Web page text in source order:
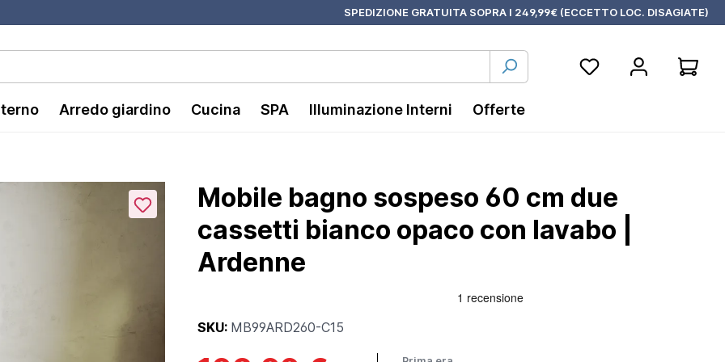
SPEDIZIONE GRATUITA SOPRA I 249,99€ (ECCETTO LOC. DISAGIATE)
Arredo giardino Cucina SPA Illuminazione Interni Offerte
Mobile bagno sospeso 60 cm due
cassetti bianco opaco con lavabo |
Ardenne
SKU: MB99ARD260-C15